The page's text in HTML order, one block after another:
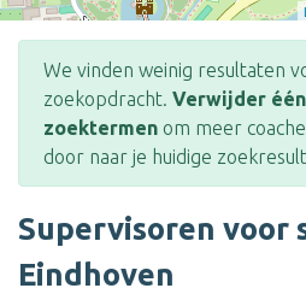
We vinden weinig resultaten
zoekopdracht. Verwijder
zoektermen om meer
door naar je huidige
Supervisoren voor
Eindhoven